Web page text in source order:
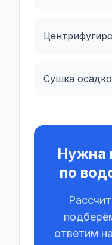
Сушка
Нужна
по
ответим